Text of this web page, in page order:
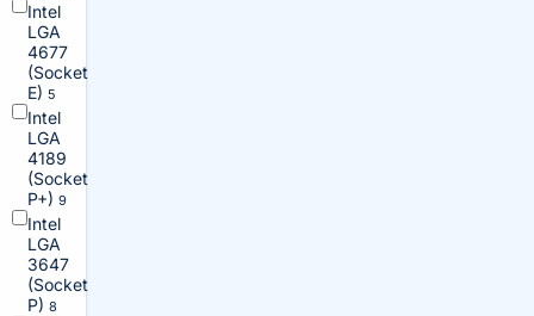
Intel
LGA
4677
(Socket
E) 5
Intel
LGA
4189
(Socket
P+) 9
Intel
LGA
3647
(Socket
P) 8